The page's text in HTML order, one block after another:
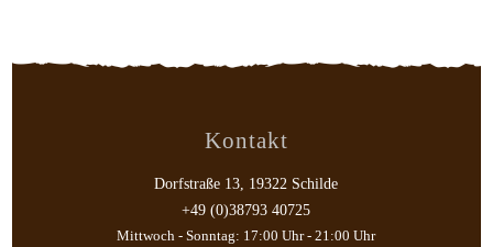
Kontakt
Dorfstraße 13, 19322 Schilde
+49 (0)38793 40725
Mittwoch - Sonntag: 17:00 Uhr - 21:00 Uhr